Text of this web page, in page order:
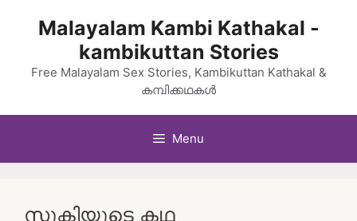
Malayalam Kambi Kathakal -
kambikuttan Stories
Free Malayalam Sex Stories, Kambikuttan Kathakal &
കമ്പിക്കഥകൾ
Menu
സുകിയുടെ കഥ